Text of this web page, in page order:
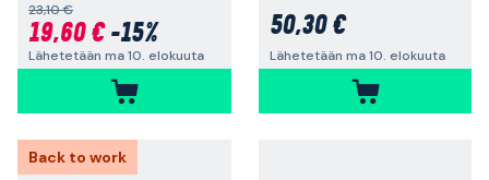
23,10 €
19,60 €-15%
Lähetetään ma 10. elokuuta
50,30 €
Lähetetään ma 10. elokuuta
Back to work